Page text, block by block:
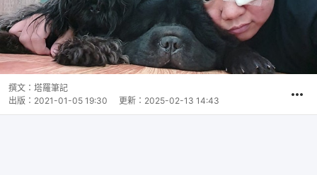
撰文： 塔羅筆記
出版： 2021-01-05 19:30 更新： 2025-02-13 14:43